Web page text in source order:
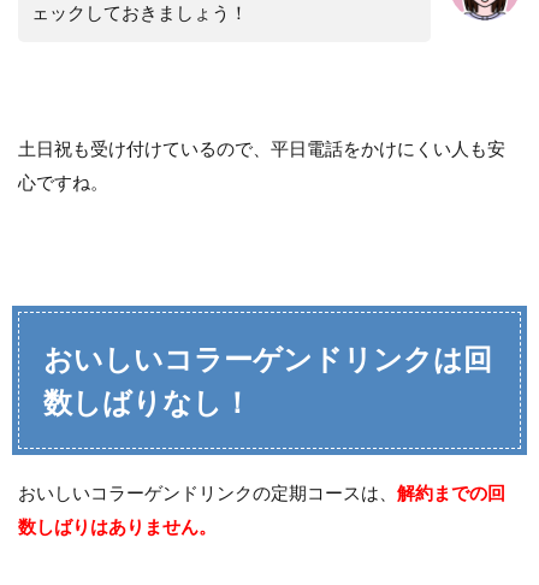
ェックしておきましょう！
土日祝も受け付けているので、平日電話をかけにくい人も安
心ですね。
おいしいコラーゲンドリンクは回
数しばりなし！
おいしいコラーゲンドリンクの定期コースは、 解約までの回
数しばりはありません。